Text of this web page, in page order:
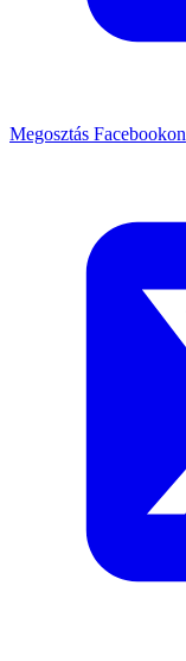
Megosztás Facebookon